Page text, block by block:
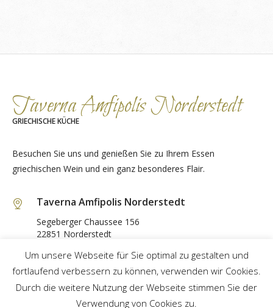
Taverna Amfipolis Norderstedt
GRIECHISCHE KÜCHE
Besuchen Sie uns und genießen Sie zu Ihrem Essen
griechischen Wein und ein ganz besonderes Flair.
Taverna Amfipolis Norderstedt
Segeberger Chaussee 156
22851 Norderstedt
040 64 66 81 04
GET DIRECTIONS
Um unsere Webseite für Sie optimal zu gestalten und
fortlaufend verbessern zu können, verwenden wir Cookies.
Durch die weitere Nutzung der Webseite stimmen Sie der
Verwendung von Cookies zu.